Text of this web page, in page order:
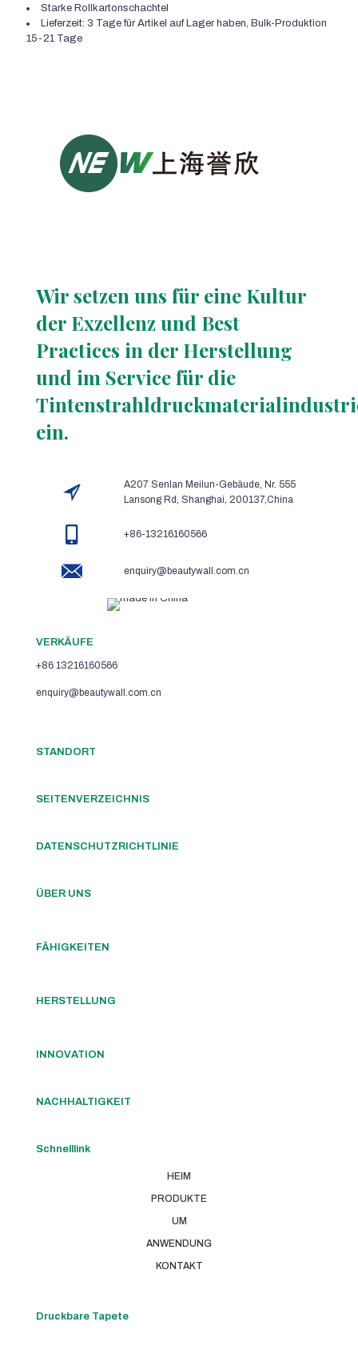
Starke Rollkartonschachtel
Lieferzeit: 3 Tage für Artikel auf Lager haben, Bulk-Produktion
15-21 Tage
Wir setzen uns für eine Kultur
der Exzellenz und Best
Practices in der Herstellung
und im Service für die
ein.
A207 Senlan Meilun-Gebäude, Nr. 555
Lansong Rd, Shanghai, 200137,China
+86-13216160566
enquiry@beautywall.com.cn
VERKÄUFE
+86 13216160566
enquiry@beautywall.com.cn
STANDORT
SEITENVERZEICHNIS
DATENSCHUTZRICHTLINIE
ÜBER UNS
FÄHIGKEITEN
HERSTELLUNG
INNOVATION
NACHHALTIGKEIT
Schnelllink
HEIM
PRODUKTE
UM
ANWENDUNG
KONTAKT
Druckbare Tapete